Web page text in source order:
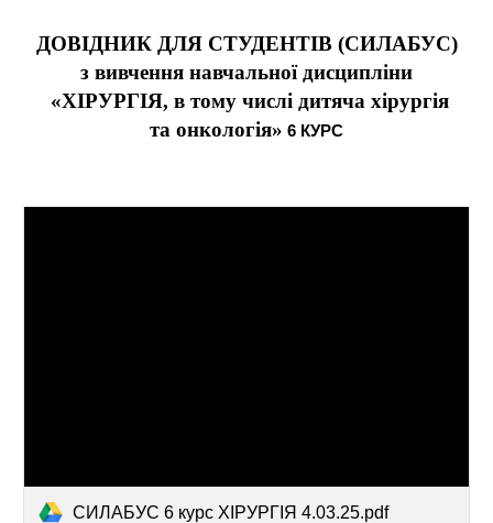
ДОВІДНИК ДЛЯ СТУДЕНТІВ (СИЛАБУС)
з вивчення навчальної дисципліни
«ХІРУРГІЯ, в тому числі дитяча хірургія
та онкологія» 6 КУРС
СИЛАБУС 6 курс ХІРУРГІЯ 4.03.25.pdf